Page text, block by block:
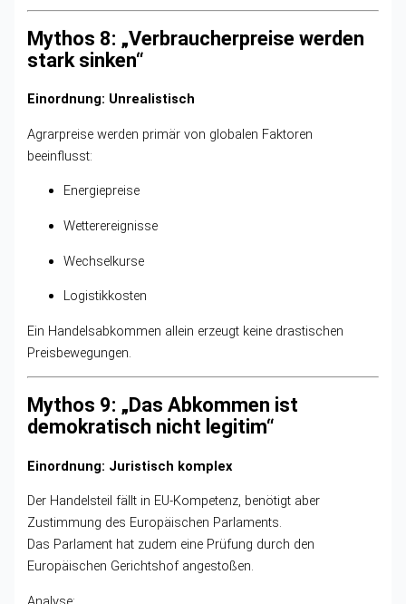
Mythos 8: „Verbraucherpreise werden
stark sinken“
Einordnung: Unrealistisch
Agrarpreise werden primär von globalen Faktoren
beeinflusst:
Energiepreise
Wetterereignisse
Wechselkurse
Logistikkosten
Ein Handelsabkommen allein erzeugt keine drastischen
Preisbewegungen.
Mythos 9: „Das Abkommen ist
demokratisch nicht legitim“
Einordnung: Juristisch komplex
Der Handelsteil fällt in EU-Kompetenz, benötigt aber
Zustimmung des Europäischen Parlaments.
Das Parlament hat zudem eine Prüfung durch den
Europäischen Gerichtshof angestoßen.